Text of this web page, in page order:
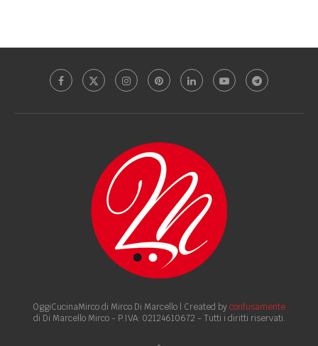
OggiCucinaMirco di Mirco Di Marcello | Created byconfusamente
di Di Marcello Mirco - P.IVA: 02124610672 - Tutti i diritti riservati.